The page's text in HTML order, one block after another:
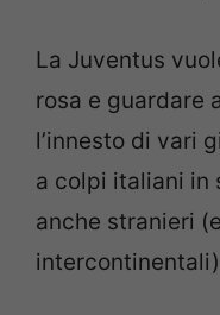
La Juventus
rosa e guardare
l’innesto di vari
a colpi italiani in
anche stranieri